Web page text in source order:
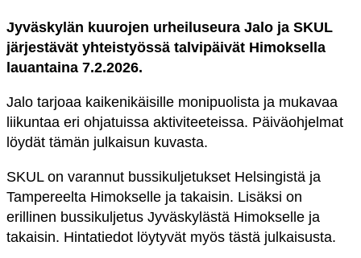
Jyväskylän kuurojen urheiluseura Jalo ja SKUL
järjestävät yhteistyössä talvipäivät Himoksella
lauantaina 7.2.2026.
Jalo tarjoaa kaikenikäisille monipuolista ja mukavaa
liikuntaa eri ohjatuissa aktiviteeteissa. Päiväohjelmat
löydät tämän julkaisun kuvasta.
SKUL on varannut bussikuljetukset Helsingistä ja
Tampereelta Himokselle ja takaisin. Lisäksi on
erillinen bussikuljetus Jyväskylästä Himokselle ja
takaisin. Hintatiedot löytyvät myös tästä julkaisusta.